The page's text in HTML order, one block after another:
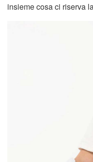
insieme cosa ci riserva